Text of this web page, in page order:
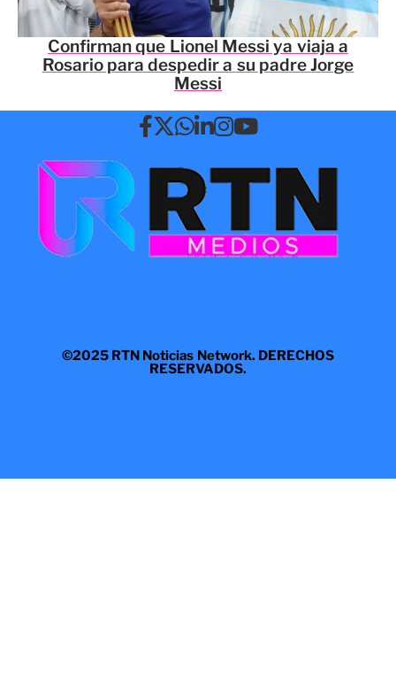
Confirman que Lionel Messi ya viaja a
Rosario para despedir a su padre Jorge
Messi
©2025 RTN Noticias Network. DERECHOS
RESERVADOS.